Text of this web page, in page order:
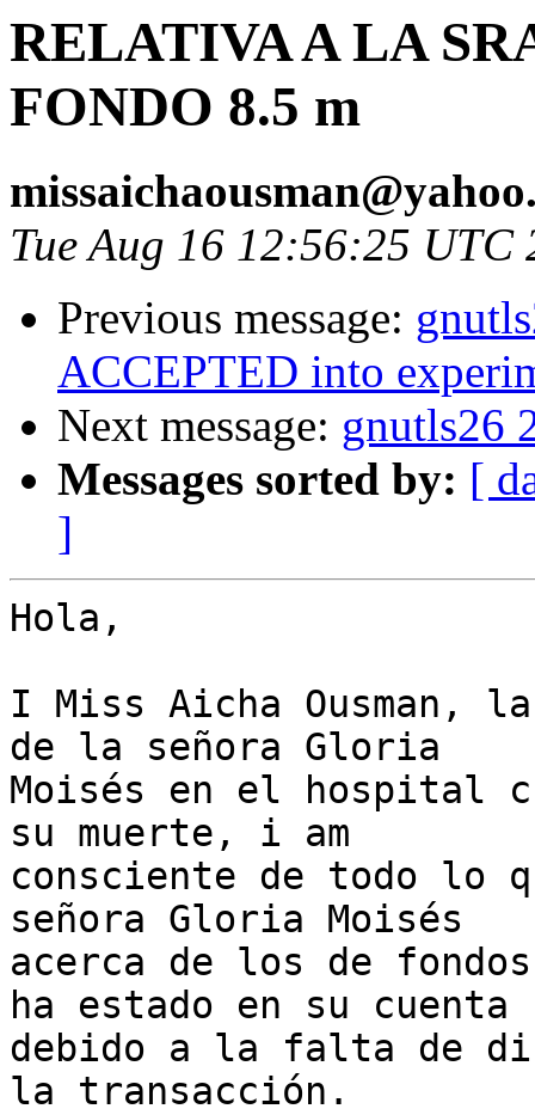
RELATIVA A LA
FONDO 8.5 m
Tue Aug 16 12:56:25 UTC
Previous message:
ACCEPTED into
Next message: gnutls26
Messages sorted by: [
]
Hola,
I Miss Aicha Ousman,
de la señora Gloria
Moisés en el hospital
su muerte, i am
consciente de todo lo
señora Gloria Moisés
acerca de los de
ha estado en su cuenta
debido a la falta de
la transacción.